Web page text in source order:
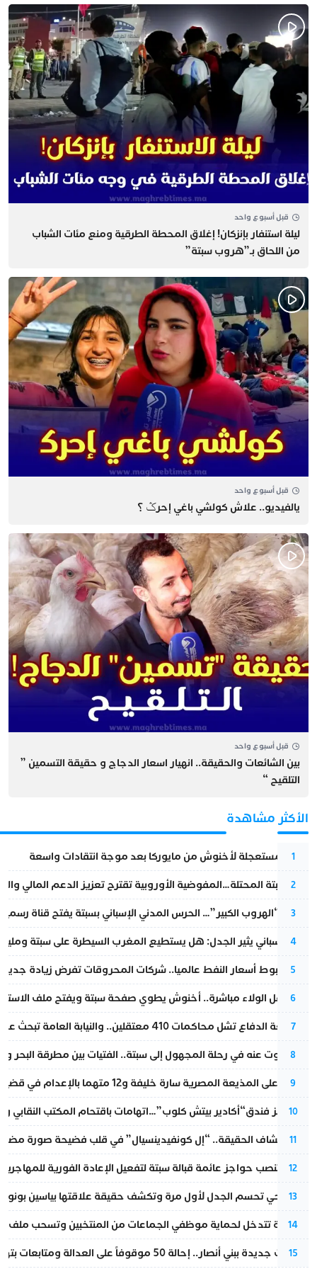
قبل أسبوع واحد
​ليلة استنفار بإنزكان! إغلاق المحطة الطرقية ومنع مئات الشباب
من اللحاق بـ”هروب سبتة”
قبل أسبوع واحد
يالفيديو.. علاش كولشي باغي إحرݣ ؟
قبل أسبوع واحد
بين الشائعات والحقيقة.. انهيار اسعار الدجاج و حقيقة التسمين ”
التلقيح “
الأكثر مشاهدة
1
عودة مستعجلة لأخنوش من مايوركا بعد موجة انتقادات واسعة
2
أزمة سبتة المحتلة…المفوضية الأوروبية تقترح تعزيز الدعم المالي
3
عملية “الهروب الكبير”… الحرس المدني الإسباني بسبتة يفتح قناة
4
تقرير إسباني يثير الجدل: هل يستطيع المغرب السيطرة على سبتة
5
رغم هبوط أسعار النفط عالميا.. شركات المحروقات تفرض زيادة
6
بعد حفل الولاء مباشرة.. أخنوش يطوي صفحة سبتة ويفتح ملف
7
مقاطعة الدفاع تشل محاكمات 410 معتقلين.. والنيابة العامة تبحث عن حل قانوني
8
المسكوت عنه في رحلة المجهول إلى سبتة.. الفتيات بين مطرقة البحر
9
الحكم على المذيعة المصرية سارة خليفة و12 متهما بالإعدام في قضية هزت بلاد الفراعنة
10
أزمة تهز فندق“أكادير بيتش كلوب”…اتهامات باقتحام المكتب النقابي
11
بعد انكشاف الحقيقة.. “إل كونفيدينسيال” في قلب فضيحة صورة
12
إسبانيا تنصب حواجز عائمة قبالة سبتة لتفعيل الإعادة الفورية للمهاجرين
13
نورا فتحي تحسم الجدل لأول مرة وتكشف حقيقة علاقتها بياسين بونو
14
الداخلية تتدخل لحماية موظفي الجماعات من المنتخبين وتسحب ملف
15
تطورات جديدة ببني أنصار.. إحالة 50 موقوفاً على العدالة ومتابعات بتهم ثقيلة